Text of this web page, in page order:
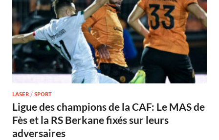
LASER / SPORT
Ligue des champions de la CAF: Le MAS de
Fès et la RS Berkane fixés sur leurs
adversaires